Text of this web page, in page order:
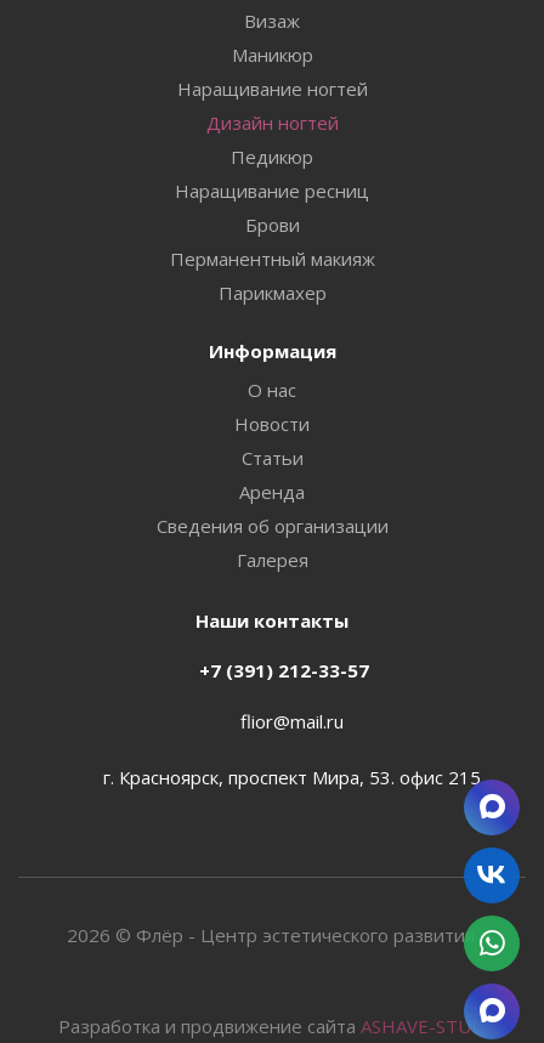
Визаж
Маникюр
Наращивание ногтей
Дизайн ногтей
Педикюр
Наращивание ресниц
Брови
Перманентный макияж
Парикмахер
Информация
О нас
Новости
Статьи
Аренда
Сведения об организации
Галерея
Наши контакты
+7 (391) 212-33-57
flior@mail.ru
г. Красноярск, проспект Мира, 53. офис 215
2026 © Флёр - Центр эстетического развития.
Разработка и продвижение сайта ASHAVE-STUDIO